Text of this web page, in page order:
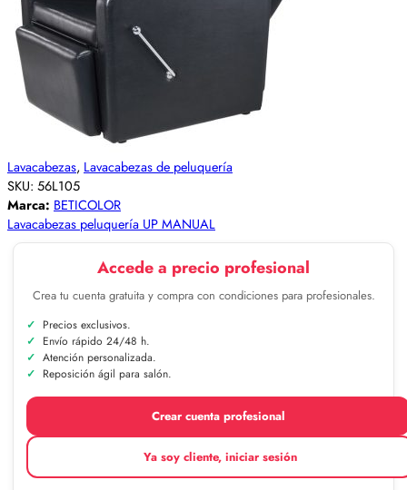
Lavacabezas, Lavacabezas de peluquería
SKU: 56L105
Marca: BETICOLOR
Lavacabezas peluquería UP MANUAL
Accede a precio profesional
Crea tu cuenta gratuita y compra con condiciones para profesionales.
Precios exclusivos.
Envío rápido 24/48 h.
Atención personalizada.
Reposición ágil para salón.
Crear cuenta profesional
Ya soy cliente, iniciar sesión